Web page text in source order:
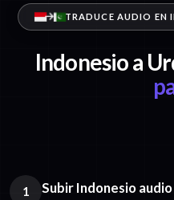
TRADUCE AUDIO EN
Indonesio a
1 Subir Indonesio audio